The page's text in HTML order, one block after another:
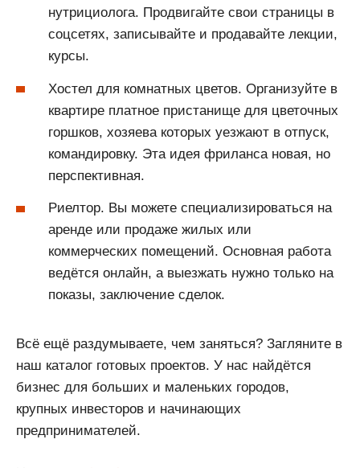
нутрициолога. Продвигайте свои страницы в
соцсетях, записывайте и продавайте лекции,
курсы.
Хостел для комнатных цветов. Организуйте в
квартире платное пристанище для цветочных
горшков, хозяева которых уезжают в отпуск,
командировку. Эта идея фриланса новая, но
перспективная.
Риелтор. Вы можете специализироваться на
аренде или продаже жилых или
коммерческих помещений. Основная работа
ведётся онлайн, а выезжать нужно только на
показы, заключение сделок.
Всё ещё раздумываете, чем заняться? Загляните в
наш каталог готовых проектов. У нас найдётся
бизнес для больших и маленьких городов,
крупных инвесторов и начинающих
предпринимателей.